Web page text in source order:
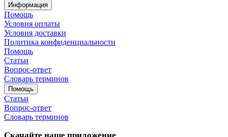
Информация
Помощь
Условия оплаты
Условия доставки
Политика конфиденциальности
Помощь
Статьи
Вопрос-ответ
Словарь терминов
Помощь
Статьи
Вопрос-ответ
Словарь терминов